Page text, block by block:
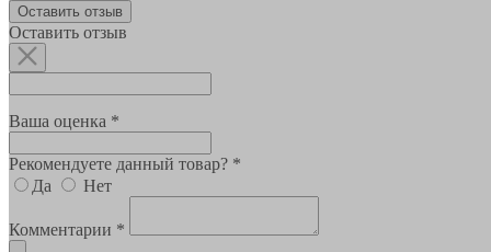
Оставить отзыв
Оставить отзыв
Ваша оценка *
Рекомендуете данный товар? *
Да
Нет
Комментарии *